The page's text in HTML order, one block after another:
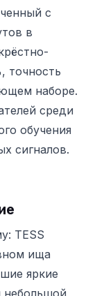
с
в
точность
наборе.
среди
обучения
сигналов.
TESS
ища
яркие
небольшой